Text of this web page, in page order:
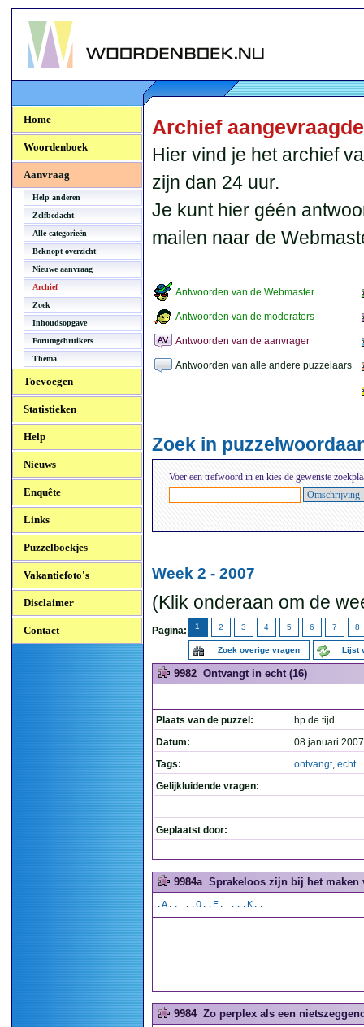
Woordenboek.NU
Home
Woordenboek
Aanvraag
Help anderen
Zelfbedacht
Alle categorieën
Beknopt overzicht
Nieuwe aanvraag
Archief
Zoek
Inhoudsopgave
Forumgebruikers
Thema
Toevoegen
Statistieken
Help
Nieuws
Enquête
Links
Puzzelboekjes
Vakantiefoto's
Disclaimer
Contact
Archief
Hier vind je het archief
zijn dan 24 uur.
Je kunt hier géén
mailen naar de
Antwoorden van de Webmaster
Antwoorden van de moderators
Antwoorden van de aanvrager
Antwoorden van alle andere puzzelaars
Zoek in
Voer een trefwoord in en kies de gewenste
Week 2 - 2007
(Klik onderaan om de
Pagina: 1 2 3 4 5 6 7 8
Zoek overige vragen Lijst
9982 Ontvangt in echt (16)
Plaats van de puzzel:
hp de tijd
Datum:
08 januari
Tags:
ontvangt, echt
Gelijkluidende vragen:
Geplaatst door:
9984a Sprakeloos zijn bij het maken
.A.. ..O..E. ...K..
9984 Zo perplex als een